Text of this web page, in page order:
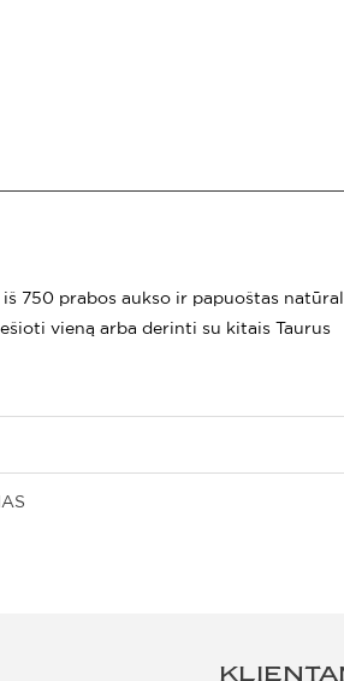
750 prabos aukso ir papuoštas
vieną arba derinti su kitais Taurus